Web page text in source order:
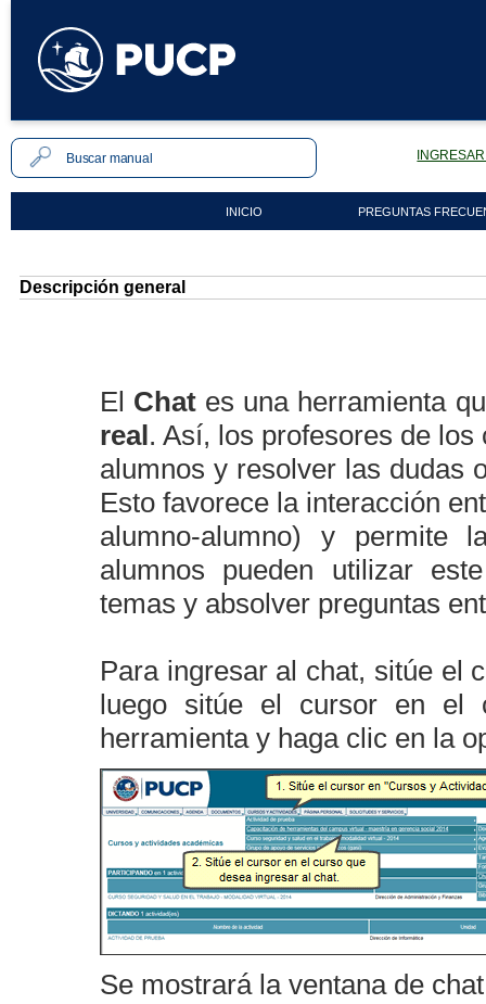
INICIO PREGUNTAS
Descripción general
El Chat es una herramienta
real. Así, los profesores de
alumnos y resolver las dudas
Esto favorece la interacción
alumno-alumno) y permite
alumnos pueden utilizar
temas y absolver preguntas
Para ingresar al chat, sitúe el
luego sitúe el cursor en el
herramienta y haga clic en la
Se mostrará la ventana de